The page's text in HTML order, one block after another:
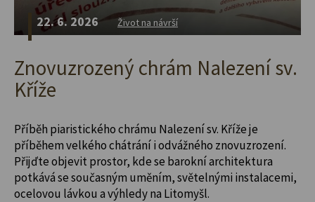
22. 6. 2026 Život na návrší
Znovuzrozený chrám Nalezení sv.
Kříže
Příběh piaristického chrámu Nalezení sv. Kříže je
příběhem velkého chátrání i odvážného znovuzrození.
Přijďte objevit prostor, kde se barokní architektura
potkává se současným uměním, světelnými instalacemi,
ocelovou lávkou a výhledy na Litomyšl.